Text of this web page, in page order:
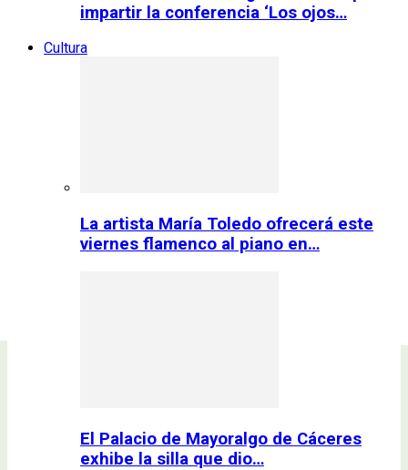
impartir la conferencia ‘Los ojos…
Cultura
La artista María Toledo ofrecerá este
viernes flamenco al piano en…
El Palacio de Mayoralgo de Cáceres
exhibe la silla que dio…